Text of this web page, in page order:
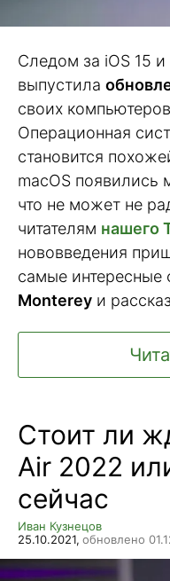
Следом за iOS 15 и
выпустила
своих
Операционная
становится
macOS появились
что не может не
читателям нашего
нововведения
самые интересные
Monterey и
Стоит ли
Air 2022
сейчас
Иван Кузнецов
25.10.2021, обновлено